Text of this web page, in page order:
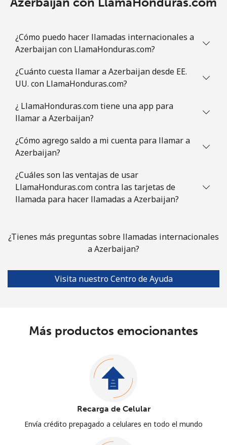
¿Cómo puedo hacer llamadas internacionales a
Azerbaijan con LlamaHonduras.com?
¿Cuánto cuesta llamar a Azerbaijan desde EE.
UU. con LlamaHonduras.com?
¿ LlamaHonduras.com tiene una app para
llamar a Azerbaijan?
¿Cómo agrego saldo a mi cuenta para llamar a
Azerbaijan?
¿Cuáles son las ventajas de usar
LlamaHonduras.com contra las tarjetas de
llamada para hacer llamadas a Azerbaijan?
¿Tienes más preguntas sobre llamadas internacionales
a Azerbaijan?
Visita nuestro Centro de Ayuda
Más productos emocionantes
Recarga de Celular
Envía crédito prepagado a celulares en todo el mundo